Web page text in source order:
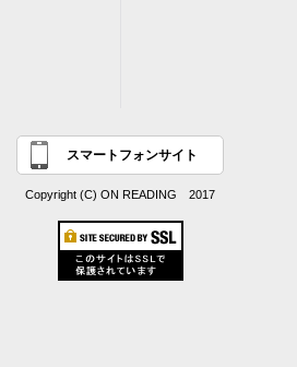
スマートフォンサイト
Copyright (C) ON READING 2017